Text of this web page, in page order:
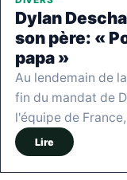
Dylan
son père: «
papa »
Au lendemain de
fin du mandat de
l'équipe de
Lire